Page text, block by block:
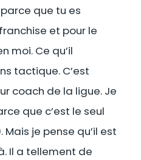
que tu es
et pour le
moi. Ce qu’il
tactique. C’est
coach de la ligue. Je
que c’est le seul
je pense qu’il est
Il a tellement de